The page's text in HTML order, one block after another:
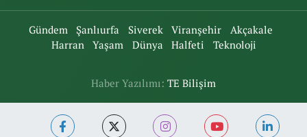
Gündem Şanlıurfa Siverek Viranşehir
Akçakale
Harran
Yaşam Dünya Halfeti Teknoloji
Haber Yazılımı: TE Bilişim